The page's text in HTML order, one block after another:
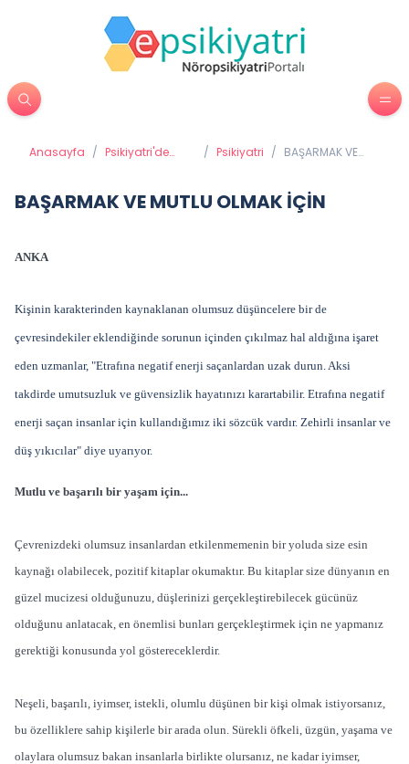
Anasayfa / Psikiyatri'de
/ Psikiyatri / BAŞARMAK VE
BAŞARMAK VE MUTLU OLMAK İÇİN
ANKA
Kişinin karakterinden kaynaklanan olumsuz düşüncelere bir de
çevresindekiler eklendiğinde sorunun içinden çıkılmaz hal aldığına işaret
eden uzmanlar, "Etrafına negatif enerji saçanlardan uzak durun. Aksi
takdirde umutsuzluk ve güvensizlik hayatınızı karartabilir. Etrafına negatif
enerji saçan insanlar için kullandığımız iki sözcük vardır. Zehirli insanlar ve
düş yıkıcılar" diye uyarıyor.
Mutlu ve başarılı bir yaşam için...
Çevrenizdeki olumsuz insanlardan etkilenmemenin bir yoluda size esin
kaynağı olabilecek, pozitif kitaplar okumaktır. Bu kitaplar size dünyanın en
güzel mucizesi olduğunuzu, düşlerinizi gerçekleştirebilecek gücünüz
olduğunu anlatacak, en önemlisi bunları gerçekleştirmek için ne yapmanız
gerektiği konusunda yol göstereceklerdir.
Neşeli, başarılı, iyimser, istekli, olumlu düşünen bir kişi olmak istiyorsanız,
bu özelliklere sahip kişilerle bir arada olun. Sürekli öfkeli, üzgün, yaşama ve
olaylara olumsuz bakan insanlarla birlikte olursanız, ne kadar iyimser,